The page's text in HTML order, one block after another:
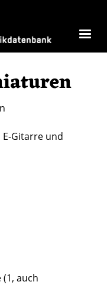
E-Gitarre und
auch